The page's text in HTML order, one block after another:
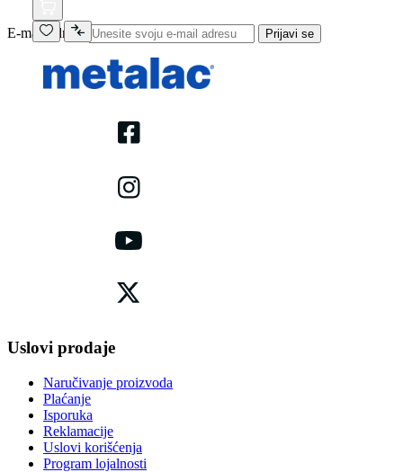
E-mail adresa Prijavi se
Uslovi prodaje
Naručivanje proizvoda
Plaćanje
Isporuka
Reklamacije
Uslovi korišćenja
Program lojalnosti